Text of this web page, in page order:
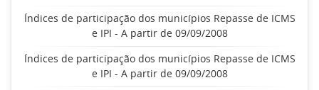
Índices de participação dos municípios Repasse de ICMS
e IPI - A partir de 09/09/2008
Índices de participação dos municípios Repasse de ICMS
e IPI - A partir de 09/09/2008